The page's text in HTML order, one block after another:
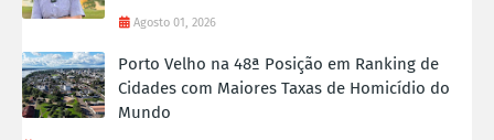
Agosto 01, 2026
Porto Velho na 48ª Posição em Ranking de
Cidades com Maiores Taxas de Homicídio do
Mundo